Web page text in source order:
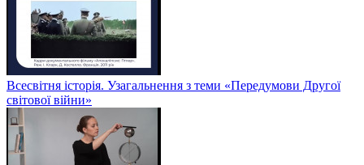
Всесвітня історія. Узагальнення з теми «Передумови Другої
світової війни»